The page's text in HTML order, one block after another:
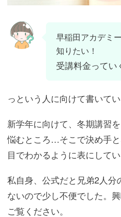
早稲田アカデミ
知りたい！
受講料金ってい
っという人に向けて書いてい
新学年に向けて、冬期講習
悩むところ…そこで決め手
目でわかるように表にしてい
私自身、公式だと兄弟2人分
ないので少し不便でした。
ご覧ください。